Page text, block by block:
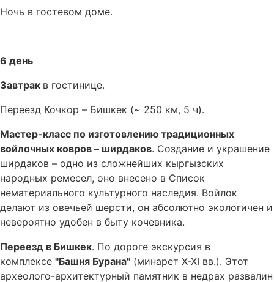
Ночь в гостевом доме.
6 день
Завтрак в гостинице.
Переезд Кочкор – Бишкек (~ 250 км, 5 ч).
Мастер-класс по изготовлению традиционных
войлочных ковров – ширдаков. Создание и украшение
ширдаков – одно из сложнейших кыргызских
народных ремесел, оно внесено в Список
нематериального культурного наследия. Войлок
делают из овечьей шерсти, он абсолютно экологичен и
невероятно удобен в быту кочевника.
Переезд в Бишкек. По дороге экскурсия в
комплексе "Башня Бурана" (минарет X-XI вв.). Этот
археолого-архитектурный памятник в недрах развалин